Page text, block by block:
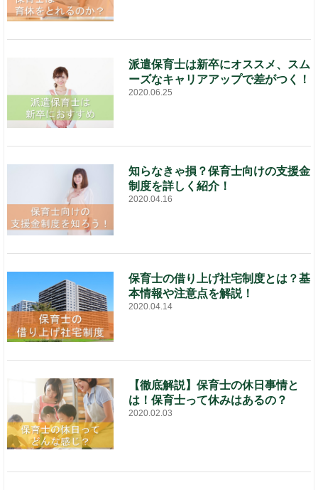
派遣保育士は新卒にオススメ、スム
ーズなキャリアアップで差がつく！
2020.06.25
知らなきゃ損？保育士向けの支援金
制度を詳しく紹介！
2020.04.16
保育士の借り上げ社宅制度とは？基
本情報や注意点を解説！
2020.04.14
【徹底解説】保育士の休日事情と
は！保育士って休みはあるの？
2020.02.03